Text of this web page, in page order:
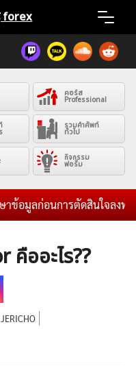
forex
คอร์ส
Professional
รวมคำศัพท์
ทั่วไป
กิจกรรม
ฟอรั่ม
ข้อมูลก่อนการตัดสินใจลงทุน
ออะไร??
JERICHO